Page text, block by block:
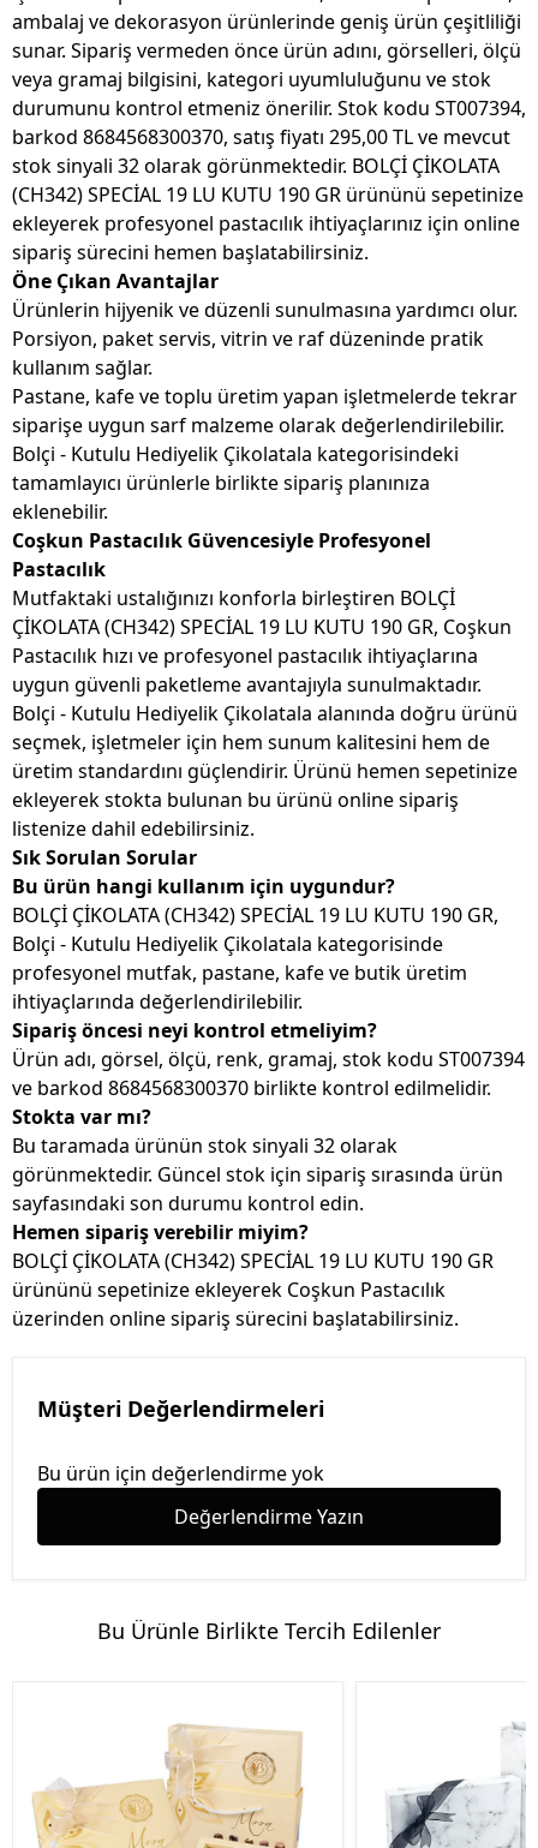
ambalaj ve dekorasyon ürünlerinde geniş ürün çeşitliliği
sunar. Sipariş vermeden önce ürün adını, görselleri, ölçü
veya gramaj bilgisini, kategori uyumluluğunu ve stok
durumunu kontrol etmeniz önerilir. Stok kodu ST007394,
barkod 8684568300370, satış fiyatı 295,00 TL ve mevcut
stok sinyali 32 olarak görünmektedir. BOLÇİ ÇİKOLATA
(CH342) SPECİAL 19 LU KUTU 190 GR ürününü sepetinize
ekleyerek profesyonel pastacılık ihtiyaçlarınız için online
sipariş sürecini hemen başlatabilirsiniz.
Öne Çıkan Avantajlar
Ürünlerin hijyenik ve düzenli sunulmasına yardımcı olur.
Porsiyon, paket servis, vitrin ve raf düzeninde pratik
kullanım sağlar.
Pastane, kafe ve toplu üretim yapan işletmelerde tekrar
siparişe uygun sarf malzeme olarak değerlendirilebilir.
Bolçi - Kutulu Hediyelik Çikolatala kategorisindeki
tamamlayıcı ürünlerle birlikte sipariş planınıza
eklenebilir.
Coşkun Pastacılık Güvencesiyle Profesyonel
Pastacılık
Mutfaktaki ustalığınızı konforla birleştiren BOLÇİ
ÇİKOLATA (CH342) SPECİAL 19 LU KUTU 190 GR, Coşkun
Pastacılık hızı ve profesyonel pastacılık ihtiyaçlarına
uygun güvenli paketleme avantajıyla sunulmaktadır.
Bolçi - Kutulu Hediyelik Çikolatala alanında doğru ürünü
seçmek, işletmeler için hem sunum kalitesini hem de
üretim standardını güçlendirir. Ürünü hemen sepetinize
ekleyerek stokta bulunan bu ürünü online sipariş
listenize dahil edebilirsiniz.
Sık Sorulan Sorular
Bu ürün hangi kullanım için uygundur?
BOLÇİ ÇİKOLATA (CH342) SPECİAL 19 LU KUTU 190 GR,
Bolçi - Kutulu Hediyelik Çikolatala kategorisinde
profesyonel mutfak, pastane, kafe ve butik üretim
ihtiyaçlarında değerlendirilebilir.
Sipariş öncesi neyi kontrol etmeliyim?
Ürün adı, görsel, ölçü, renk, gramaj, stok kodu ST007394
ve barkod 8684568300370 birlikte kontrol edilmelidir.
Stokta var mı?
Bu taramada ürünün stok sinyali 32 olarak
görünmektedir. Güncel stok için sipariş sırasında ürün
sayfasındaki son durumu kontrol edin.
Hemen sipariş verebilir miyim?
BOLÇİ ÇİKOLATA (CH342) SPECİAL 19 LU KUTU 190 GR
ürününü sepetinize ekleyerek Coşkun Pastacılık
üzerinden online sipariş sürecini başlatabilirsiniz.
Müşteri Değerlendirmeleri
Bu ürün için değerlendirme yok
Değerlendirme Yazın
Bu Ürünle Birlikte Tercih Edilenler